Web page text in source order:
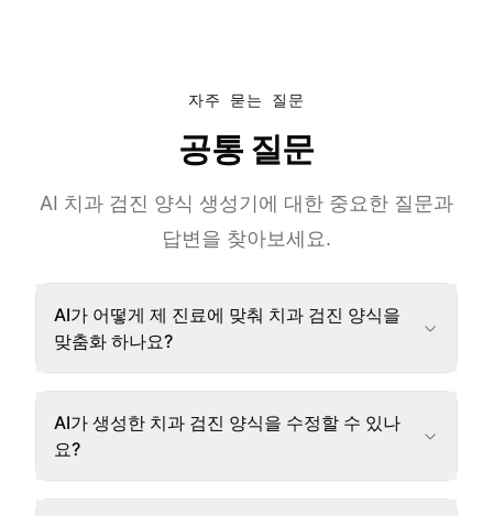
자주 묻는 질문
공통 질문
AI 치과 검진 양식 생성기에 대한 중요한 질문과
답변을 찾아보세요.
AI가 어떻게 제 진료에 맞춰 치과 검진 양식을
맞춤화 하나요?
AI가 생성한 치과 검진 양식을 수정할 수 있나
요?